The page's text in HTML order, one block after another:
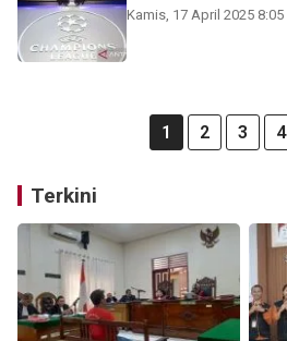
Kamis, 17 April 2025 8:05
1 2 3 4
Terkini